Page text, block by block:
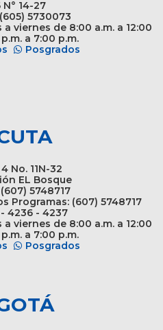
N° 14-27
5730073
viernes de 8:00 a.m. a 12:00
a 7:00 p.m.
Posgrados
No. 11N-32
EL Bosque
(607) 5748717
Programas: (607) 5748717
4236 - 4237
viernes de 8:00 a.m. a 12:00
a 7:00 p.m.
Posgrados